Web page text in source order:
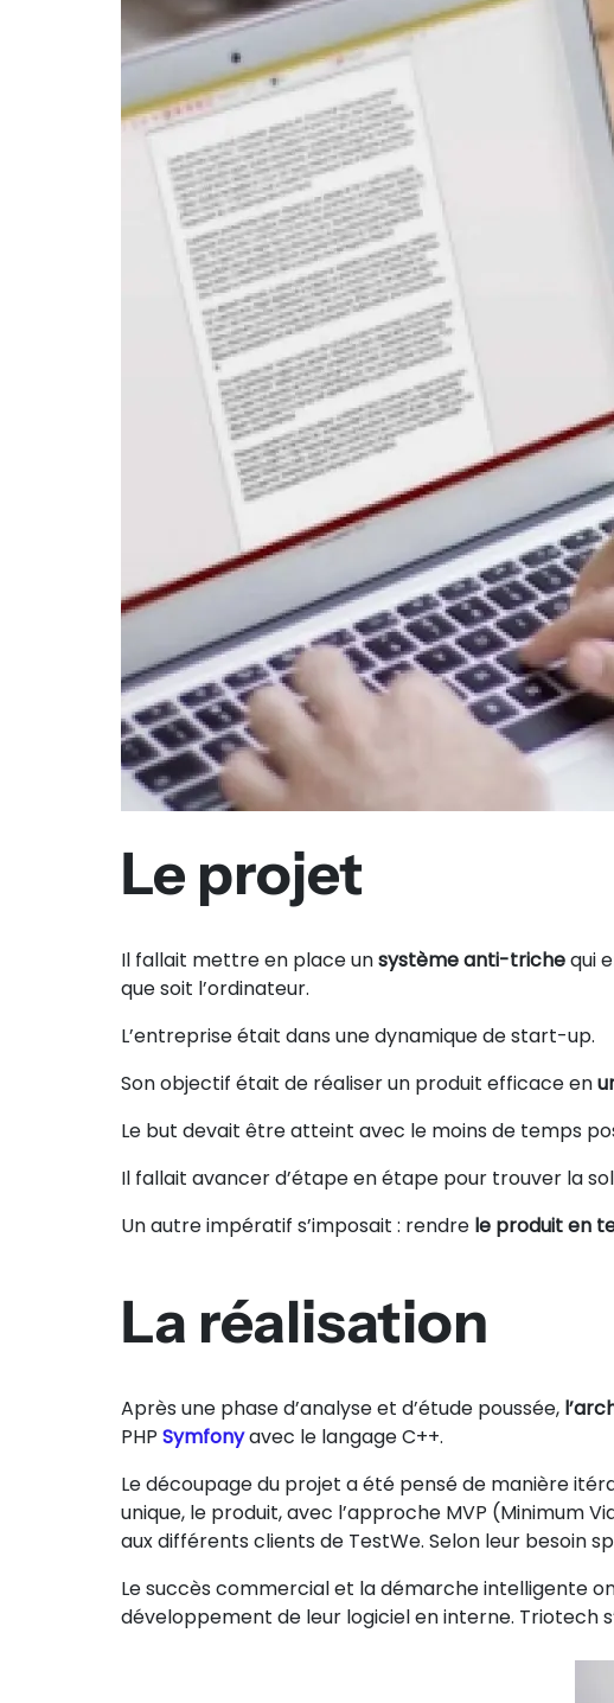
Le projet
Il fallait mettre en place unsystème anti-trichequi
que soit l’ordinateur.
L’entreprise était dans une dynamique de start-up.
Son objectif était de réaliser un produit efficace en
Le but devait être atteint avec le moins de temps
Il fallait avancer d’étape en étape pour trouver la
Un autre impératif s’imposait : rendre le produit en
La réalisation
Après une phase d’analyse et d’étude poussée,
PHP Symfonyavec le langage C++.
Le découpage du projet a été pensé de manière
unique, le produit, avec l’approche MVP (Minimum
aux différents clients de TestWe. Selon leur besoin
Le succès commercial et la démarche intelligente
développement de leur logiciel en interne. Triotech